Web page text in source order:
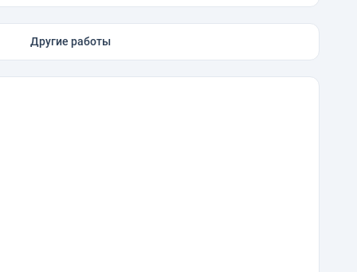
Другие работы